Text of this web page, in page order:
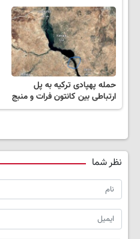
حمله پهپادی ترکیه به پل
ارتباطی بین کانتون فرات و منبج
نظر شما